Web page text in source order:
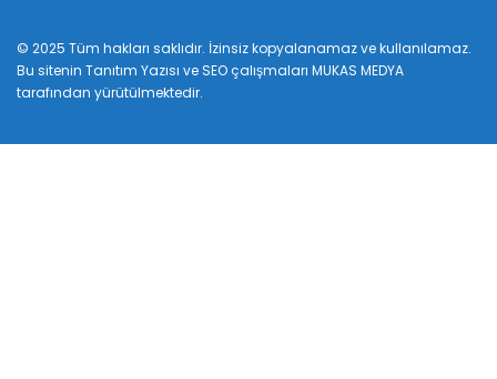
© 2025 Tüm hakları saklıdır. İzinsiz kopyalanamaz ve kullanılamaz.
Bu sitenin Tanıtım Yazısı ve SEO çalışmaları MUKAS MEDYA
tarafından yürütülmektedir.